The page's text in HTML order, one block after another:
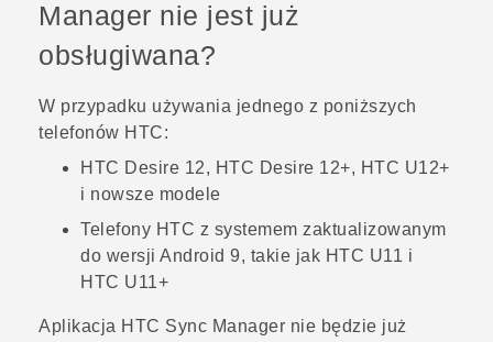
POMOC TECHNICZNA
Urządzenia i akcesoria HTC
Zaloguj się
Manager nie jest już
obsługiwana?
W przypadku używania jednego z poniższych
telefonów HTC:
HTC Desire 12, HTC Desire 12‍+, HTC U12‍+
i nowsze modele
Telefony HTC z systemem zaktualizowanym
do wersji Android 9, takie jak HTC U11 i
HTC U11+
Aplikacja HTC Sync Manager nie będzie już